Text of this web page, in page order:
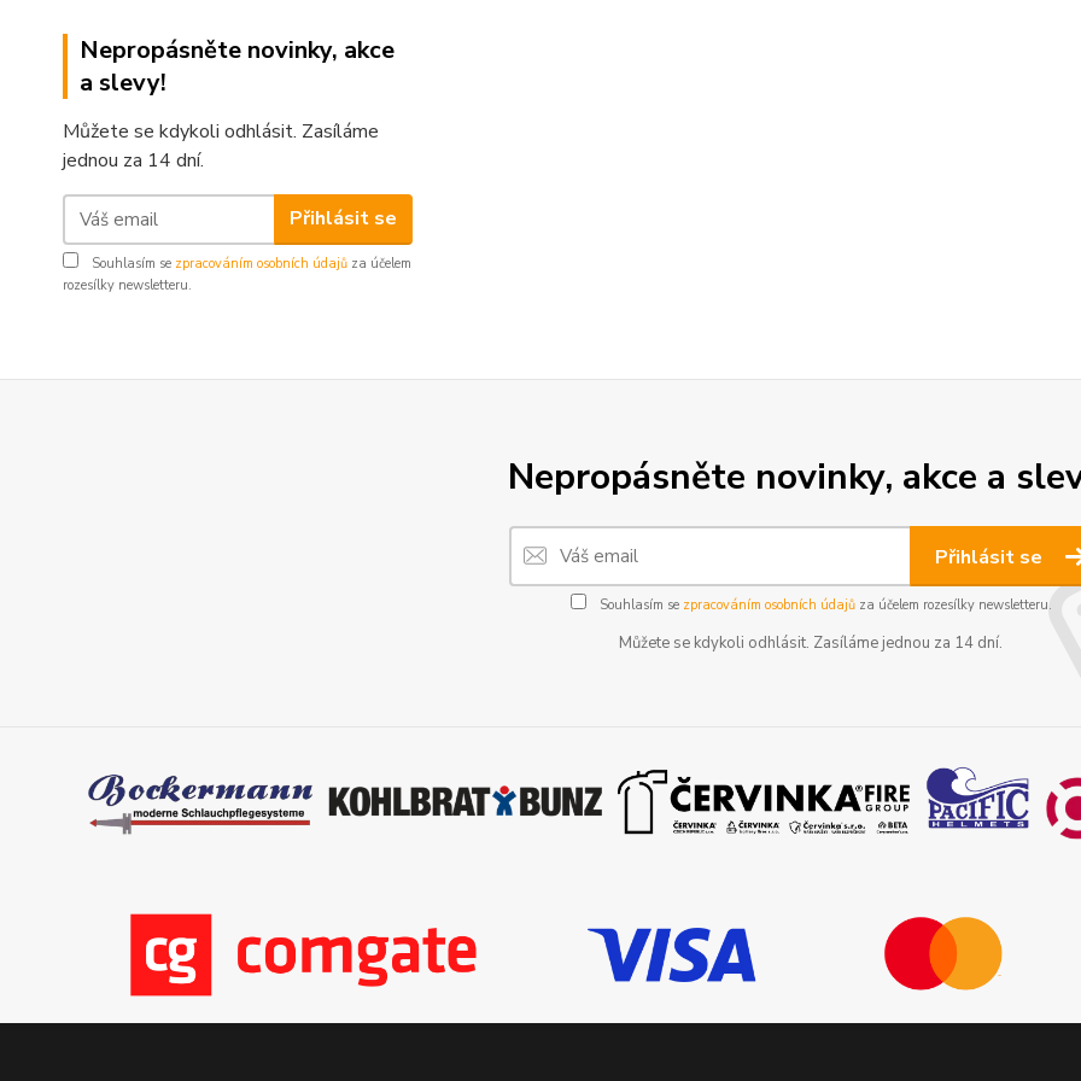
Nepropásněte novinky, akce
a slevy!
Můžete se kdykoli odhlásit. Zasíláme
jednou za 14 dní.
Přihlásit se
Souhlasím se zpracováním osobních údajů za účelem
rozesílky newsletteru.
Nepropásněte novinky, akce a
Přihlásit se
Souhlasím se zpracováním osobních údajůza účelem rozesílky newsletteru.
Můžete se kdykoli odhlásit. Zasíláme jednou za 14 dní.